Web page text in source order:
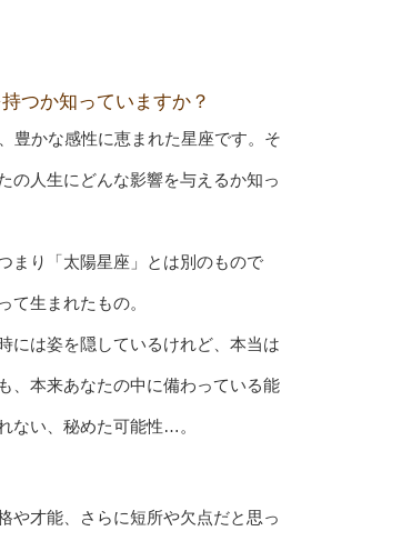
つか知っていますか？
豊かな感性に恵まれた星座です。そ
の人生にどんな影響を与えるか知っ
まり「太陽星座」とは別のもので
て生まれたもの。
には姿を隠しているけれど、本当は
、本来あなたの中に備わっている能
ない、秘めた可能性…。
や才能、さらに短所や欠点だと思っ